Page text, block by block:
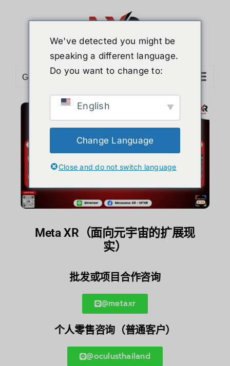
Go to...
Meta XR（面向元宇宙的扩展现
实）
批发或项目合作咨询
@metaxr
个人零售咨询（普通客户）
@oculusthailand
We've detected you might be
speaking a different language.
Do you want to change to:
English
Change Language
Close and do not switch language